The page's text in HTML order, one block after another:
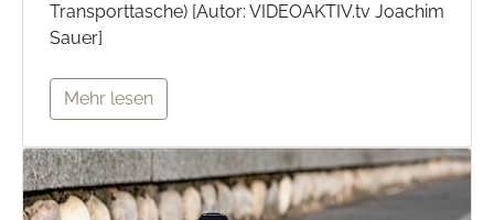
Transporttasche) [Autor: VIDEOAKTIV.tv Joachim
Sauer]
Mehr lesen